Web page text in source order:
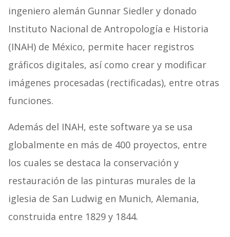
ingeniero alemán Gunnar Siedler y donado
Instituto Nacional de Antropología e Historia
(INAH) de México, permite hacer registros
gráficos digitales, así como crear y modificar
imágenes procesadas (rectificadas), entre otras
funciones.
Además del INAH, este software ya se usa
globalmente en más de 400 proyectos, entre
los cuales se destaca la conservación y
restauración de las pinturas murales de la
iglesia de San Ludwig en Munich, Alemania,
construida entre 1829 y 1844.